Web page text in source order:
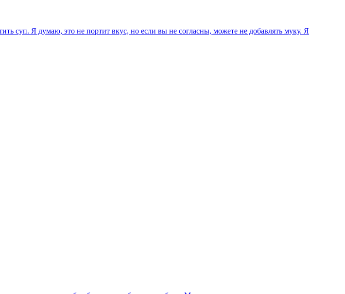
суп. Я думаю, это не портит вкус, но если вы не согласны, можете не добавлять муку. Я